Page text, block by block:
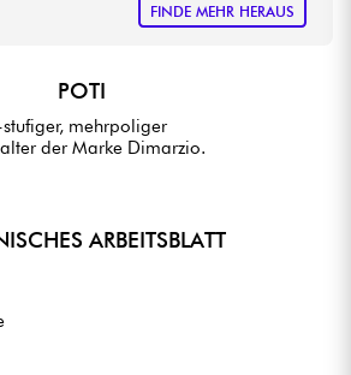
FINDE MEHR HERAUS
POTI
mehrpoliger
der Marke Dimarzio.
ARBEITSBLATT